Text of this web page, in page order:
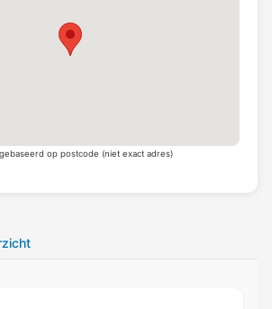
op postcode (niet exact adres)